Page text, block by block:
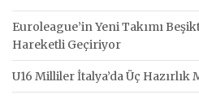
Euroleague’in Yeni Takımı
Hareketli Geçiriyor
U16 Milliler İtalya’da Üç Hazırlık